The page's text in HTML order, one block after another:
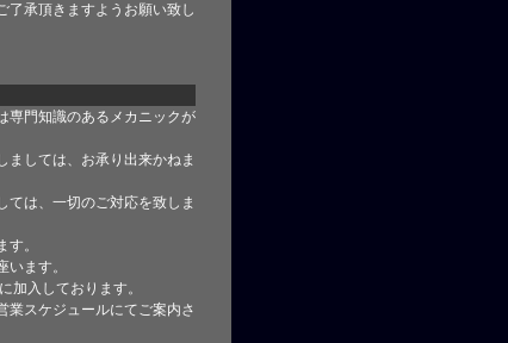
了承頂きますようお願い致し
専門知識のあるメカニックが
しては、お承り出来かねま
は、一切のご対応を致しま
。
ます。
加入しております。
業スケジュールにてご案内さ